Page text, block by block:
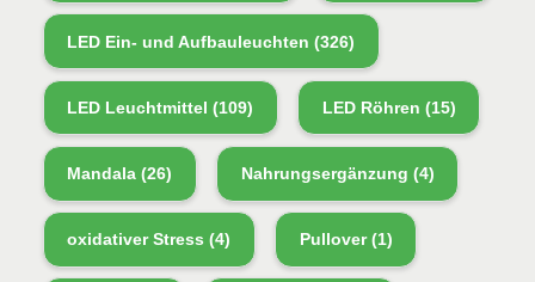
LED Ein- und Aufbauleuchten (326)
LED Leuchtmittel (109) LED Röhren (15)
Mandala (26) Nahrungsergänzung (4)
oxidativer Stress (4) Pullover(1)